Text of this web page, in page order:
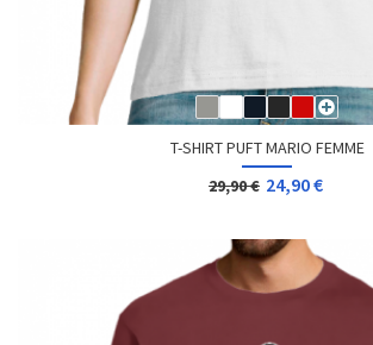
T-SHIRT PUFT MARIO FEMME
29,90 € 24,90 €